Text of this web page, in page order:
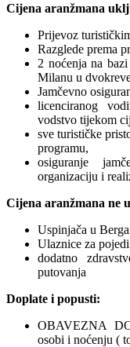
Cijena aranžmana
Prijevoz
Razglede prema
2 noćenja na
Milanu u
Jamčevno
licenciranog
vodstvo tijekom
sve turističke
programu,
osiguranje
organizaciju i
Cijena aranžmana ne
Uspinjača u
Ulaznice za
dodatno
putovanja
Doplate i popusti:
OBAVEZNA
osobi i noćenju (